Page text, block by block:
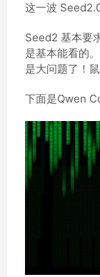
这一波
Seed2 基本要
是基本能看的
是大问题了！
下面是Qwen